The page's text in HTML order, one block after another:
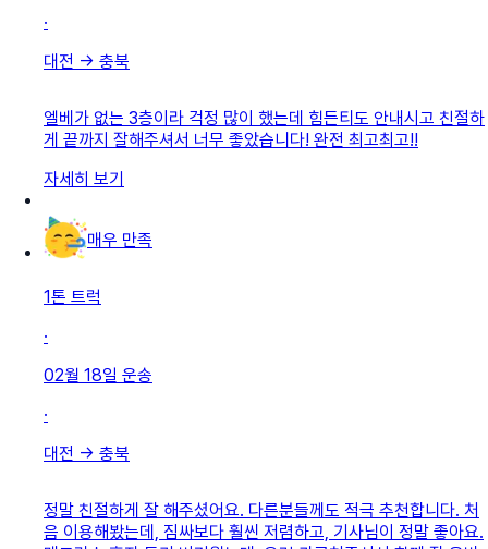
·
대전 → 충북
엘베가 없는 3층이라 걱정 많이 했는데 힘든티도 안내시고 친절하
게 끝까지 잘해주셔서 너무 좋았습니다! 완전 최고최고!!
자세히 보기
매우 만족
1톤 트럭
·
02월 18일 운송
·
대전 → 충북
정말 친절하게 잘 해주셨어요. 다른분들께도 적극 추천합니다. 처
음 이용해봤는데, 짐싸보다 훨씬 저렴하고, 기사님이 정말 좋아요.